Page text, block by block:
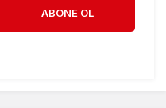
ABONE OL